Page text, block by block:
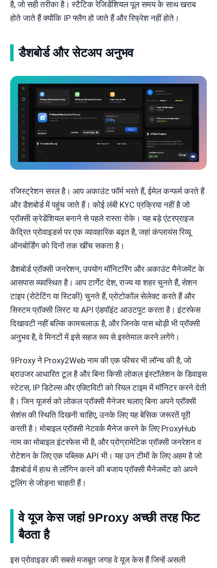
है, जो सही तरीका है। स्टैटिक रेजिडेंशियल पूल समय के साथ खराब
होते जाते हैं क्योंकि IP फ्लैग हो जाते हैं और रिफ्रेश नहीं होते।
डैशबोर्ड और सेटअप अनुभव
रजिस्ट्रेशन सरल है। आप अकाउंट फॉर्म भरते हैं, ईमेल कन्फर्म करते हैं
और डैशबोर्ड में पहुंच जाते हैं। कोई लंबी KYC प्रक्रिया नहीं है जो
प्रॉक्सी क्रेडेंशियल बनाने से पहले रास्ता रोके। यह बड़े एंटरप्राइज
केंद्रित प्रोवाइडर्स पर एक व्यावहारिक बढ़त है, जहां कंप्लायंस रिव्यू
ऑनबोर्डिंग को दिनों तक खींच सकता है।
डैशबोर्ड प्रॉक्सी जनरेशन, उपयोग मॉनिटरिंग और अकाउंट मैनेजमेंट के
आसपास व्यवस्थित है। आप टार्गेट देश, राज्य या शहर चुनते हैं, सेशन
टाइप (रोटेटिंग या स्टिकी) चुनते हैं, प्रोटोकॉल सेलेक्ट करते हैं और
सिस्टम प्रॉक्सी लिस्ट या API एंडपॉइंट आउटपुट करता है। इंटरफेस
दिखावटी नहीं बल्कि कामचलाऊ है, और जिनके पास थोड़ी भी प्रॉक्सी
अनुभव है, वे मिनटों में इसे सहज रूप से इस्तेमाल करने लगेंगे।
9Proxy ने Proxy2Web नाम की एक फीचर भी लॉन्च की है, जो
ब्राउजर आधारित टूल है और बिना किसी लोकल इंस्टॉलेशन के डिवाइस
स्टेटस, IP डिटेल्स और एक्टिविटी को रियल टाइम में मॉनिटर करने देती
है। जिन यूजर्स को लोकल प्रॉक्सी मैनेजर चलाए बिना अपने प्रॉक्सी
सेशंस की स्थिति दिखनी चाहिए, उनके लिए यह बेसिक जरूरतें पूरी
करती है। मोबाइल प्रॉक्सी नेटवर्क मैनेज करने के लिए ProxyHub
नाम का मोबाइल इंटरफेस भी है, और प्रोग्रामेटिक प्रॉक्सी जनरेशन व
रोटेशन के लिए एक पब्लिक API भी। यह उन टीमों के लिए अहम है जो
डैशबोर्ड में हाथ से लॉगिन करने की बजाय प्रॉक्सी मैनेजमेंट को अपने
टूलिंग से जोड़ना चाहती हैं।
वे यूज केस जहां 9Proxy अच्छी तरह फिट
बैठता है
इस प्रोवाइडर की सबसे मजबूत जगह वे यूज केस हैं जिन्हें असली